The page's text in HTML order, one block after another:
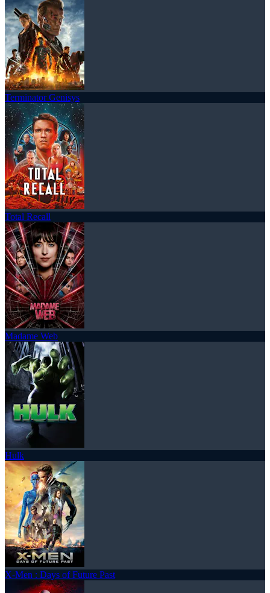
Terminator Genisys
Total Recall
Madame Web
Hulk
X-Men : Days of Future Past